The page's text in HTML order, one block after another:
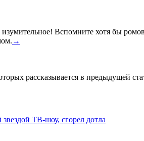
Вспомните хотя бы
→
рассказывается в предыдущей
ТВ-шоу, сгорел дотла